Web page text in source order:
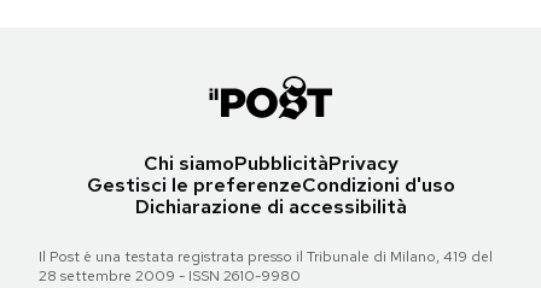
Chi siamoPubblicitàPrivacy
Gestisci le preferenzeCondizioni d'uso
Dichiarazione di accessibilità
Il Post è una testata registrata presso il Tribunale di Milano, 419 del
28 settembre 2009 - ISSN 2610-9980